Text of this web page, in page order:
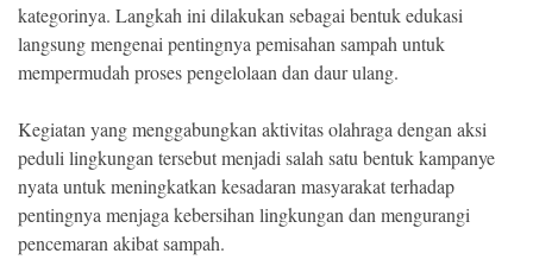
kategorinya. Langkah ini dilakukan sebagai bentuk edukasi
langsung mengenai pentingnya pemisahan sampah untuk
mempermudah proses pengelolaan dan daur ulang.
Kegiatan yang menggabungkan aktivitas olahraga dengan aksi
peduli lingkungan tersebut menjadi salah satu bentuk kampanye
nyata untuk meningkatkan kesadaran masyarakat terhadap
pentingnya menjaga kebersihan lingkungan dan mengurangi
pencemaran akibat sampah.